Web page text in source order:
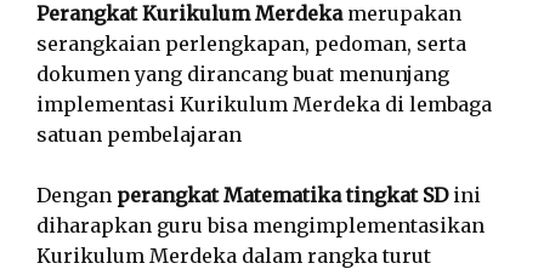
Perangkat Kurikulum Merdekamerupakan
serangkaian perlengkapan, pedoman, serta
dokumen yang dirancang buat menunjang
implementasi Kurikulum Merdeka di lembaga
satuan pembelajaran
Dengan perangkat Matematika tingkat SDini
diharapkan guru bisa mengimplementasikan
Kurikulum Merdeka dalam rangka turut